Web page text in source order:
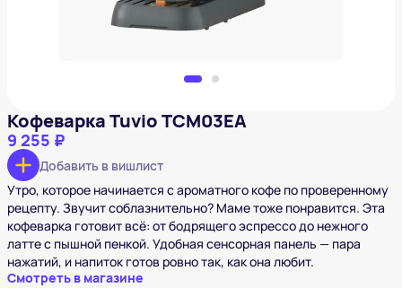
Кофеварка Tuvio TCM03EA
9 255 ₽
Добавить в вишлист
Утро, которое начинается с ароматного кофе по проверенному
рецепту. Звучит соблазнительно? Маме тоже понравится. Эта
кофеварка готовит всё: от бодрящего эспрессо до нежного
латте с пышной пенкой. Удобная сенсорная панель — пара
нажатий, и напиток готов ровно так, как она любит.
Смотреть в магазине